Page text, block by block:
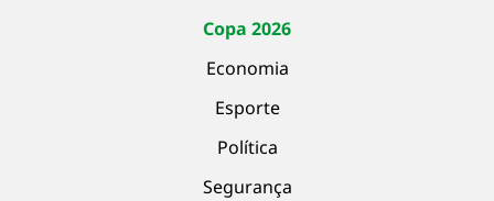
Copa 2026
Economia
Esporte
Política
Segurança